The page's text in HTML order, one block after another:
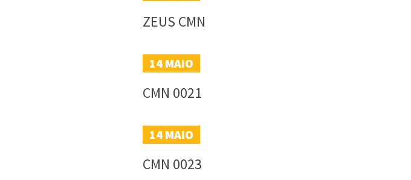
ZEUS CMN
14 MAIO
CMN 0021
14 MAIO
CMN 0023